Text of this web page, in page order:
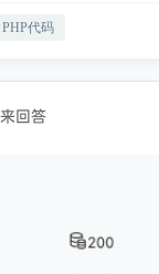
PHP代码
回答